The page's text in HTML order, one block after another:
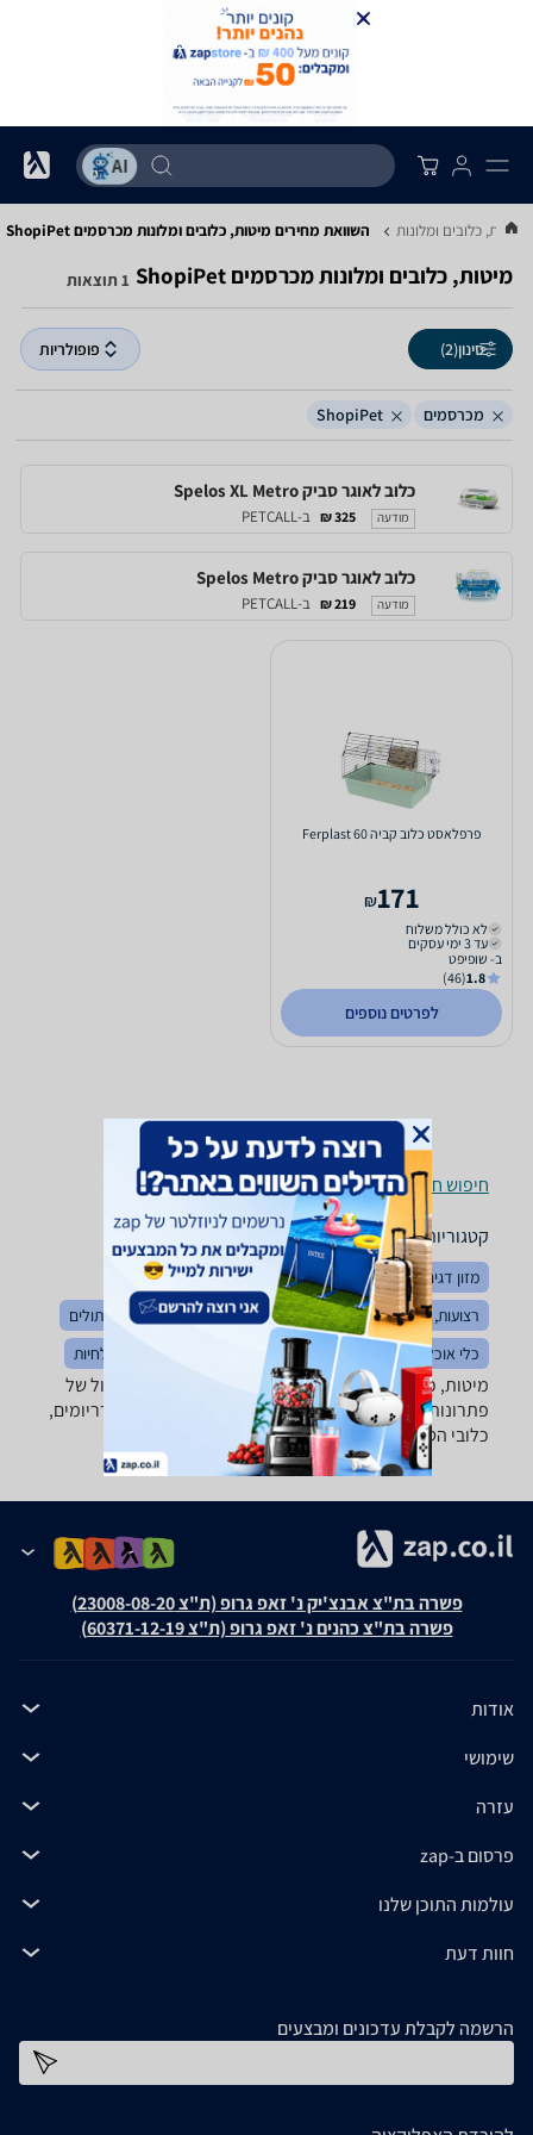
מיטות, כלובים ומלונות השוואת מחירים מיטות, כלובים ומלונות ‏מכרסמים ‏ShopiPet
מיטות, כלובים ומלונות ‏מכרסמים ‏ShopiPet 1 תוצאות
סינון(2) פופולריות
מכרסמים ShopiPet
כלוב לאוגר סביק Spelos XL Metro
מודעה 325 ₪ ב-PETCALL
כלוב לאוגר סביק Spelos Metro
מודעה 219 ₪ ב-PETCALL
פרפלאסט כלוב קביה 60 Ferplast
171
₪
לא כולל משלוח
עד 3 ימי עסקים
ב- שופיפט
1.8
(46)
לפרטים נוספים
חיפוש חנויות מיטות, כלובים ומלונות לפי עיר
קטגוריות משלימות
מזון דגים וציפורים חטיפים לחיות מחמד
בגדים לחיות
רצועות, קולרים ורתמות
מוצרי טיפוח לחיות
מזון כלבים וחתולים
כלי אוכל ומים
צרכים תגי זיהוי לחיות מחמד צעצועים לחיות
מיטות, כלובים ומלונות - ‏מכרסמים ‏ShopiPet מבחר גדול של
פתרונות שינה לחיות מחמד: מלונות, מיטות, כלובים, טרריומים,
כלובי הטסה ועוד!
פשרה בת"צ אבנצ'יק נ' זאפ גרופ (ת"צ 23008-08-20)
פשרה בת"צ כהנים נ' זאפ גרופ (ת"צ 60371-12-19)
אודות
שימושי
עזרה
פרסום ב-zap
עולמות התוכן שלנו
חוות דעת
הרשמה לקבלת עדכונים ומבצעים